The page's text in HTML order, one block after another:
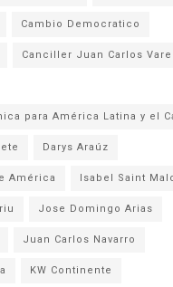
Cambio Democratico
Canciller Juan Carlos
para América Latina y el
Darys Araúz
América Isabel Saint
Jose Domingo Arias
Juan Carlos Navarro
KW Continente